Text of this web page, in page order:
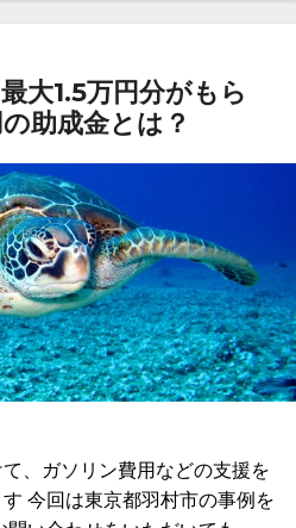
大1.5万円分がもら
助成金とは？
、ガソリン費用などの支援を
今回は東京都羽村市の事例を